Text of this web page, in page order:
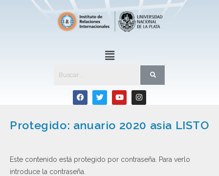
Protegido: anuario 2020 asia LISTO
Este contenido está protegido por contraseña. Para verlo
introduce la contraseña.